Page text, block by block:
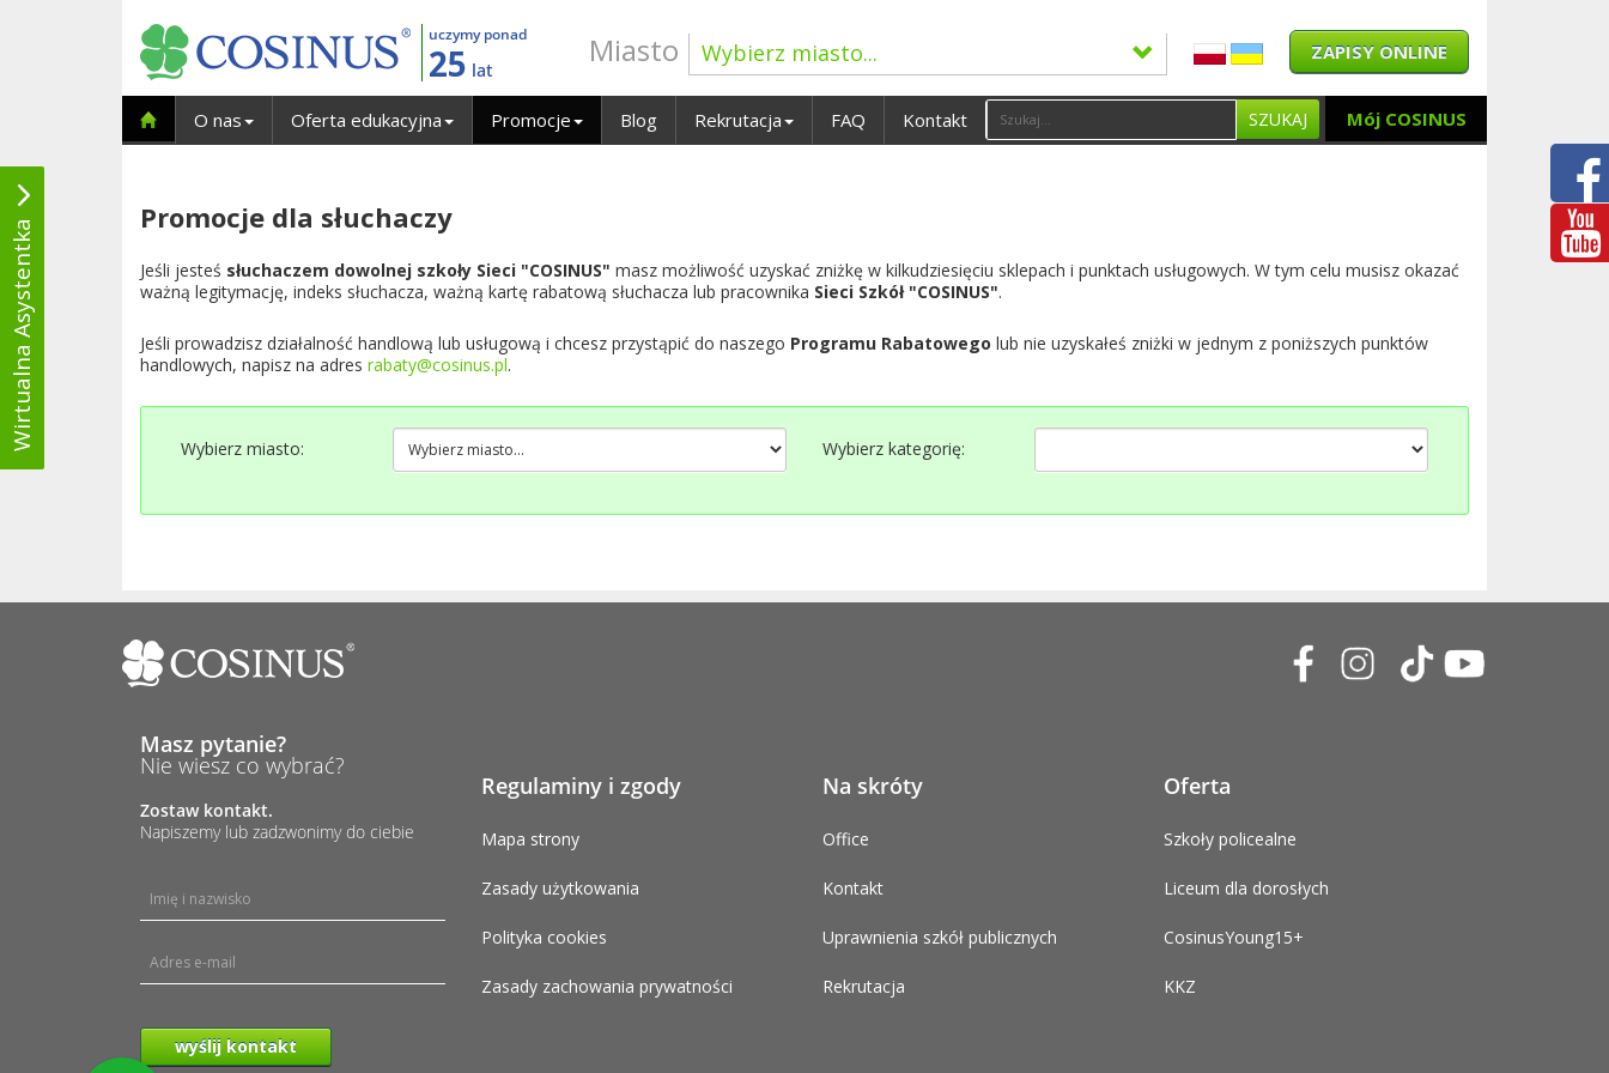
uczymy ponad
25 lat
Miasto Wybierz miasto... ZAPISY ONLINE
Mój COSINUS
O nas Oferta edukacyjna Promocje Blog Rekrutacja FAQ Kontakt SZUKAJ
Promocje dla słuchaczy
Jeśli jesteś słuchaczem dowolnej szkoły Sieci "COSINUS" masz możliwość uzyskać zniżkę w kilkudziesięciu sklepach i punktach usługowych. W tym celu musisz okazać
ważną legitymację, indeks słuchacza, ważną kartę rabatową słuchacza lub pracownika Sieci Szkół "COSINUS".
Jeśli prowadzisz działalność handlową lub usługową i chcesz przystąpić do naszego Programu Rabatowego lub nie uzyskałeś zniżki w jednym z poniższych punktów
handlowych, napisz na adres rabaty@cosinus.pl.
Wybierz miasto: Wybierz kategorię:
Masz pytanie?
Nie wiesz co wybrać?
Zostaw kontakt.
Napiszemy lub zadzwonimy do ciebie
wyślij kontakt
Regulaminy i zgody
Mapa strony
Zasady użytkowania
Polityka cookies
Zasady zachowania prywatności
Na skróty
Office
Kontakt
Uprawnienia szkół publicznych
Rekrutacja
Oferta
Szkoły policealne
Liceum dla dorosłych
CosinusYoung15+
KKZ
Wirtualna Asystentka